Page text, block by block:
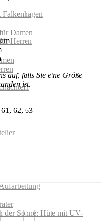
Damen
Herren
der Sonne: Hüte mit UV-
auf, falls Sie eine Größe
ist.
62, 63